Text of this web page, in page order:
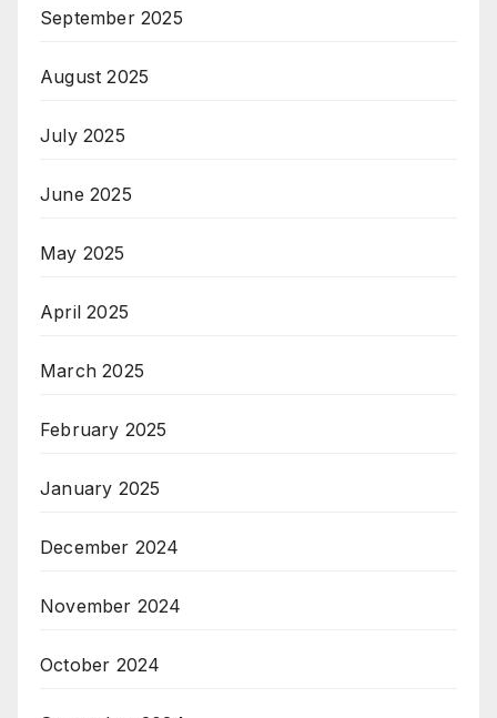
September 2025
August 2025
July 2025
June 2025
May 2025
April 2025
March 2025
February 2025
January 2025
December 2024
November 2024
October 2024